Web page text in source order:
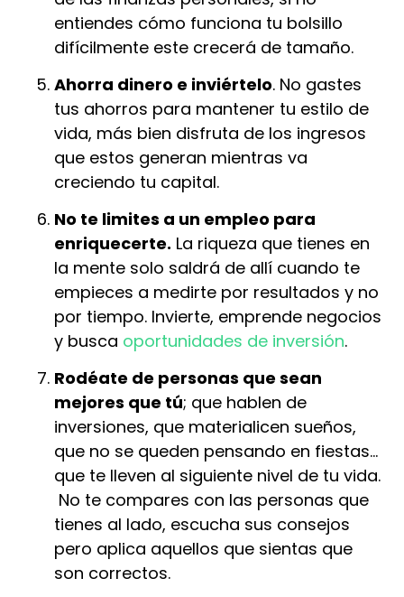
entiendes cómo funciona tu bolsillo
difícilmente este crecerá de tamaño.
Ahorra dinero e inviértelo. No gastes
tus ahorros para mantener tu estilo de
vida, más bien disfruta de los ingresos
que estos generan mientras va
creciendo tu capital.
No te limites a un empleo para
enriquecerte. La riqueza que tienes en
la mente solo saldrá de allí cuando te
empieces a medirte por resultados y no
por tiempo. Invierte, emprende negocios
y busca oportunidades de inversión.
Rodéate de personas que sean
mejores que tú; que hablen de
inversiones, que materialicen sueños,
que no se queden pensando en fiestas…
que te lleven al siguiente nivel de tu vida.
No te compares con las personas que
tienes al lado, escucha sus consejos
pero aplica aquellos que sientas que
son correctos.